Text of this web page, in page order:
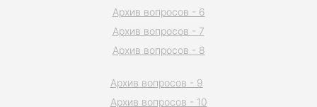
Архив вопросов - 6
Архив вопросов - 7
Архив вопросов - 8
Архив вопросов - 9
Архив вопросов - 10